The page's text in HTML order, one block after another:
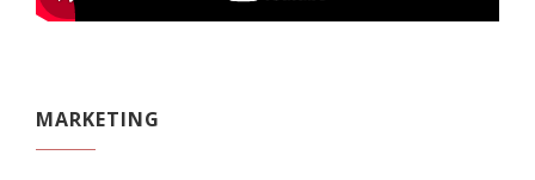
MARKETING